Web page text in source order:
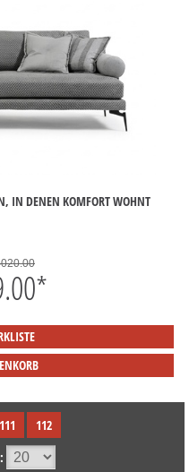
IN DENEN KOMFORT WOHNT
*
111
112